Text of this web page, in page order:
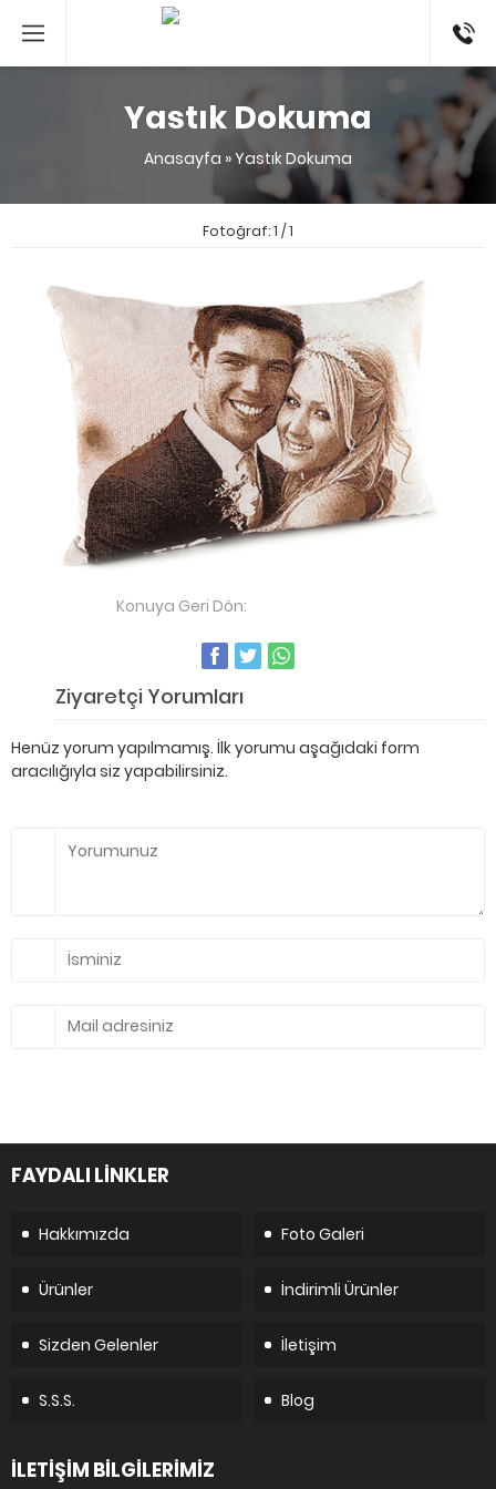
Yastık Dokuma
Anasayfa »Yastık Dokuma
Fotoğraf: 1 / 1
Konuya Geri Dön:
Ziyaretçi Yorumları
Henüz yorum yapılmamış. İlk yorumu aşağıdaki form
aracılığıyla siz yapabilirsiniz.
FAYDALI LİNKLER
Hakkımızda Foto Galeri
Ürünler İndirimli Ürünler
Sizden Gelenler İletişim
S.S.S. Blog
İLETİŞİM BİLGİLERİMİZ